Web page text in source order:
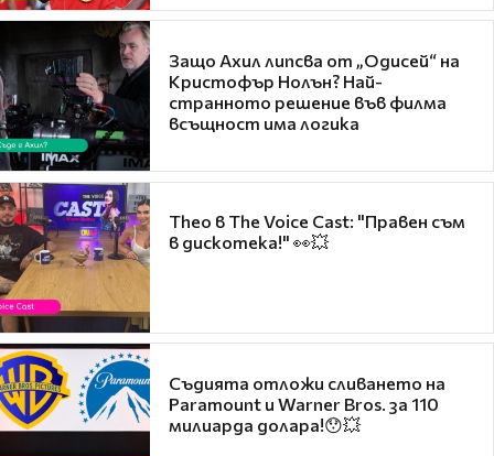
Защо Ахил липсва от „Одисей“ на
Кристофър Нолън? Най-
странното решение във филма
всъщност има логика
Theo в The Voice Cast: "Правен съм
в дискотека!" 👀💥
Съдията отложи сливането на
Paramount и Warner Bros. за 110
милиарда долара!😯💥